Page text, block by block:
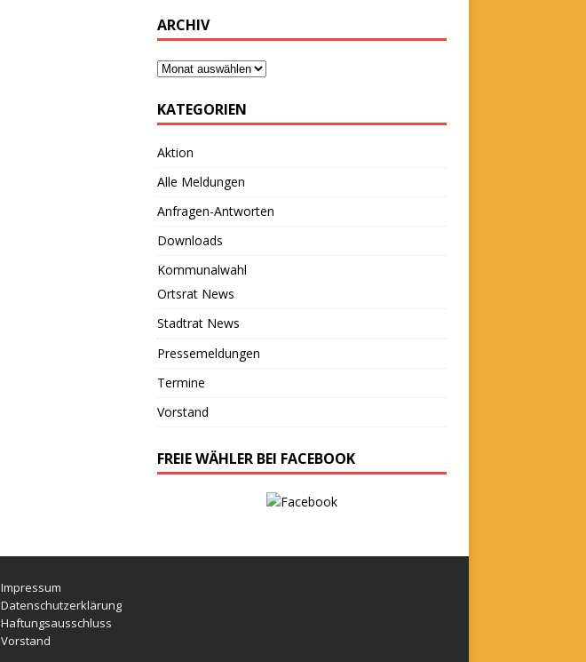
ARCHIV
KATEGORIEN
Aktion
Alle Meldungen
Anfragen-Antworten
Downloads
Kommunalwahl
Ortsrat News
Stadtrat News
Pressemeldungen
Termine
Vorstand
FREIE WÄHLER BEI FACEBOOK
Impressum
Datenschutzerklärung
Haftungsausschluss
Vorstand